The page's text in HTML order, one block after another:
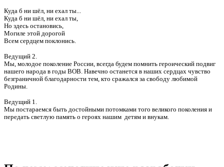
Куда б ни шёл, ни ехал ты...
Куда б ни шёл, ни ехал ты,
Но здесь остановись,
Могиле этой дорогой
Всем сердцем поклонись.
Ведущий 2.
Мы, молодое поколение России, всегда будем помнить героический подвиг
нашего народа в годы ВОВ. Навечно останется в наших сердцах чувство
безграничной благодарности тем, кто сражался за свободу любимой
Родины.
Ведущий 1.
Мы постараемся быть достойными потомками того великого поколения и
передать светлую память о героях нашим детям и внукам.